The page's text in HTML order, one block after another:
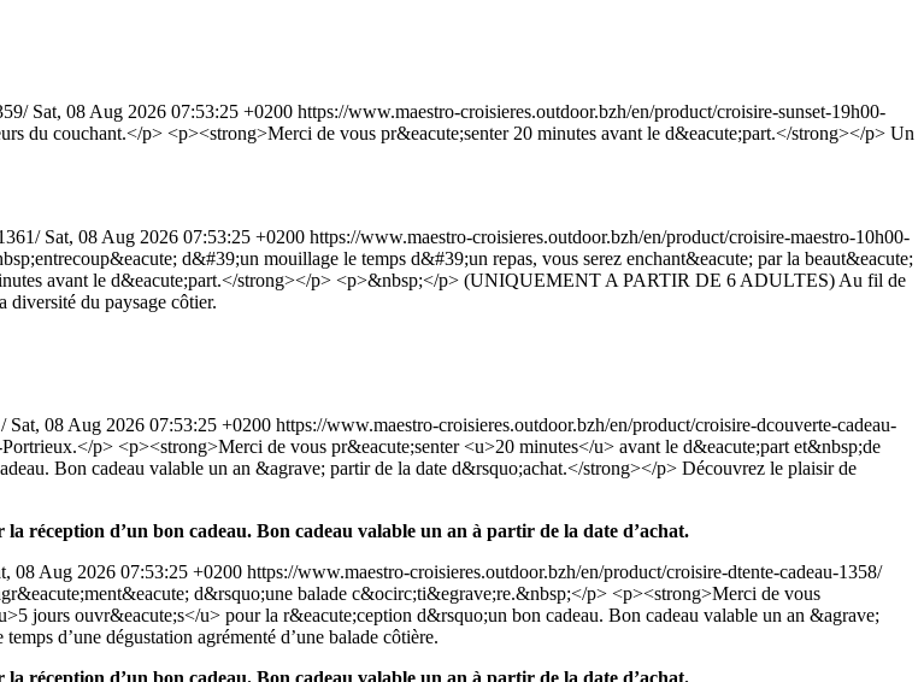
Sat, 08 Aug 2026 07:53:25 +0200 https://www.maestro-croisieres.outdoor.bzh/en/product/croisire-sunset-19h00-
du couchant.</p> <p><strong>Merci de vous pr&eacute;senter 20 minutes avant le d&eacute;part.</strong></p> Un
Sat, 08 Aug 2026 07:53:25 +0200 https://www.maestro-croisieres.outdoor.bzh/en/product/croisire-maestro-10h00-
d&#39;un mouillage le temps d&#39;un repas, vous serez enchant&eacute; par la beaut&eacute;
avant le d&eacute;part.</strong></p> <p>&nbsp;</p> (UNIQUEMENT A PARTIR DE 6 ADULTES) Au fil de
diversité du paysage côtier.
Sat, 08 Aug 2026 07:53:25 +0200 https://www.maestro-croisieres.outdoor.bzh/en/product/croisire-dcouverte-cadeau-
p> <p><strong>Merci de vous pr&eacute;senter <u>20 minutes</u> avant le d&eacute;part et&nbsp;de
Bon cadeau valable un an &agrave; partir de la date d&rsquo;achat.</strong></p> Découvrez le plaisir de
la réception d’un bon cadeau. Bon cadeau valable un an à partir de la date d’achat.
08 Aug 2026 07:53:25 +0200 https://www.maestro-croisieres.outdoor.bzh/en/product/croisire-dtente-cadeau-1358/
d&rsquo;une balade c&ocirc;ti&egrave;re.&nbsp;</p> <p><strong>Merci de vous
jours ouvr&eacute;s</u> pour la r&eacute;ception d&rsquo;un bon cadeau. Bon cadeau valable un an &agrave;
d’une dégustation agrémenté d’une balade côtière.
la réception d’un bon cadeau. Bon cadeau valable un an à partir de la date d’achat.